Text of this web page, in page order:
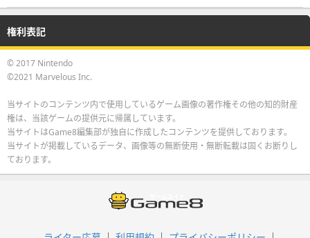
権利表記
© 2017 Nintendo
©2021 Marvelous Inc.
当サイトのコンテンツ内で使用しているゲーム画像の著作権その他の知的財産
権は、当該ゲームの提供元に帰属しています。
当サイトはGame8編集部が独自に作成したコンテンツを提供しております。
当サイトが掲載しているデータ、画像等の無断使用・無断転載は固くお断りし
ております。